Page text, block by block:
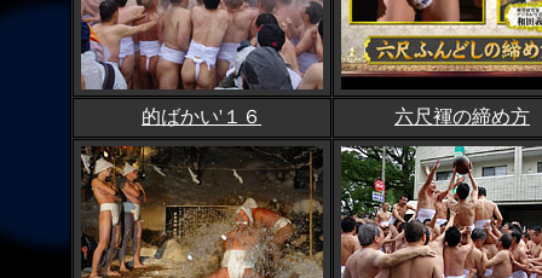
的ばかい'１６ 六尺褌の締め方